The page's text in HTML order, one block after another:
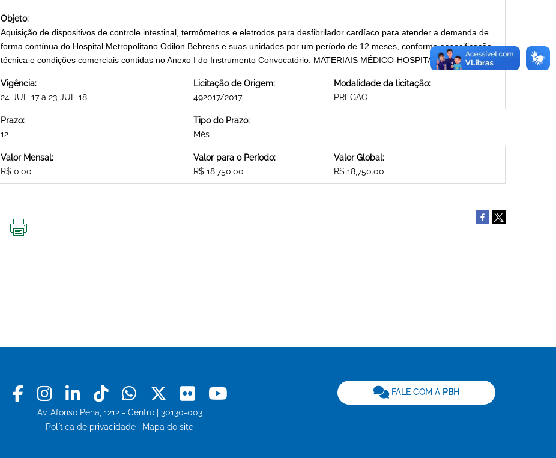
Objeto:
Aquisição de dispositivos de controle intestinal, termômetros e eletrodos para desfibrilador cardíaco para atender a demanda de
forma contínua do Hospital Metropolitano Odilon Behrens e suas unidades por um período de 12 meses, conforme especificação
técnica e condições comerciais contidas no Anexo I do Instrumento Convocatório. MATERIAIS MÉDICO-HOSPITALARES
Vigência:
24-JUL-17 a 23-JUL-18
Licitação de Origem:
492017/2017
Modalidade da licitação:
PREGAO
Prazo:
12
Tipo do Prazo:
Mês
Valor Mensal:
R$ 0.00
Valor para o Período:
R$ 18,750.00
Valor Global:
R$ 18,750.00
Facebook
Instagram
LinkedinTiktokWhatsapp
X Flickr
Av. Afonso Pena, 1212 - Centro | 30130-003
Política de privacidade
Mapa do site
FALE COM A PBH